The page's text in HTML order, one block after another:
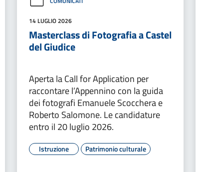
14 LUGLIO 2026
Masterclass di Fotografia a Castel
del Giudice
Aperta la Call for Application per
raccontare l’Appennino con la guida
dei fotografi Emanuele Scocchera e
Roberto Salomone. Le candidature
entro il 20 luglio 2026.
Istruzione Patrimonio culturale